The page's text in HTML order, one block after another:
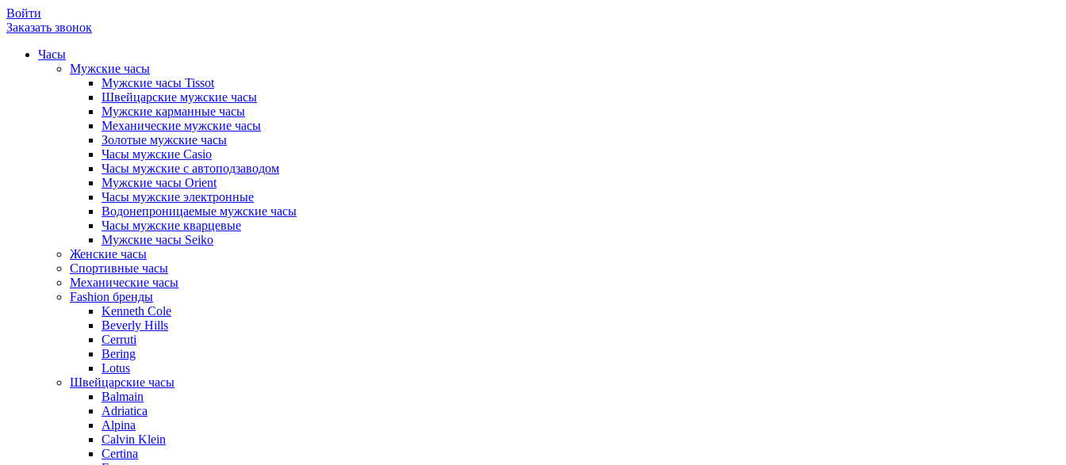
Войти
Заказать звонок
Часы
Мужские часы
Мужские часы Tissot
Швейцарские мужские часы
Мужские карманные часы
Механические мужские часы
Золотые мужские часы
Часы мужские Casio
Часы мужские с автоподзаводом
Мужские часы Orient
Часы мужские электронные
Водонепроницаемые мужские часы
Часы мужские кварцевые
Мужские часы Seiko
Женские часы
Спортивные часы
Механические часы
Fashion бренды
Kenneth Cole
Beverly Hills
Cerruti
Bering
Lotus
Швейцарские часы
Balmain
Adriatica
Alpina
Calvin Klein
Certina